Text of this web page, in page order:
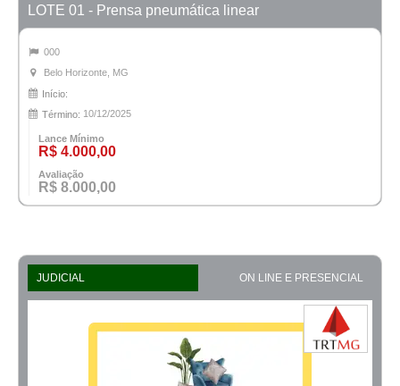
LOTE 01 - Prensa pneumática linear
000
Belo Horizonte, MG
Início:
Término: 10/12/2025
Lance Mínimo
R$ 4.000,00
Avaliação
R$ 8.000,00
JUDICIAL ON LINE E PRESENCIAL